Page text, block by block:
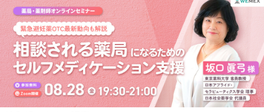
い場合については、「①医師に処方され服用している医療用医薬品が
不測の事態で患者の手元にない状況となり、かつ、診療を受けられな
い場合」であり、かつ、「②一般用医薬品で代用できない、もしく
は、代用可能と代用可能と考えられる一般用医薬品が容易に入手でき
ない場合（例えば、当該薬局及び近隣の薬局等において在庫がない
等）」を要件とすることを提示した。